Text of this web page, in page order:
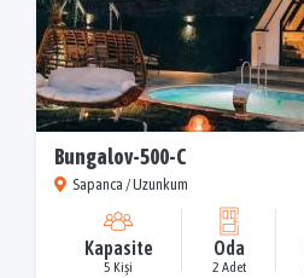
Bungalov-500-C
Sapanca / Uzunkum
Kapasite
5 Kişi
Oda
2 Adet